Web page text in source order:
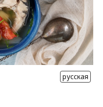
русская